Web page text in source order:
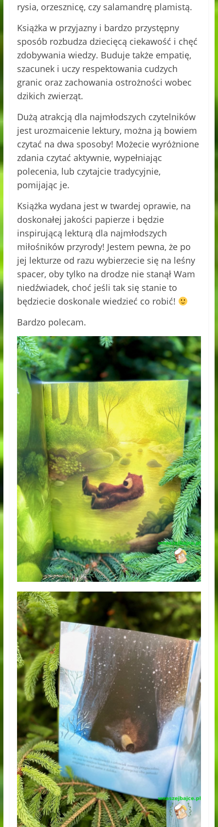
rysia, orzesznicę, czy salamandrę plamistą.
Książka w przyjazny i bardzo przystępny
sposób rozbudza dziecięcą ciekawość i chęć
zdobywania wiedzy. Buduje także empatię,
szacunek i uczy respektowania cudzych
granic oraz zachowania ostrożności wobec
dzikich zwierząt.
Dużą atrakcją dla najmłodszych czytelników
jest urozmaicenie lektury, można ją bowiem
czytać na dwa sposoby! Możecie wyróżnione
zdania czytać aktywnie, wypełniając
polecenia, lub czytajcie tradycyjnie,
pomijając je.
Książka wydana jest w twardej oprawie, na
doskonałej jakości papierze i będzie
inspirującą lekturą dla najmłodszych
miłośników przyrody! Jestem pewna, że po
jej lekturze od razu wybierzecie się na leśny
spacer, oby tylko na drodze nie stanął Wam
niedźwiadek, choć jeśli tak się stanie to
będziecie doskonale wiedzieć co robić!
Bardzo polecam.